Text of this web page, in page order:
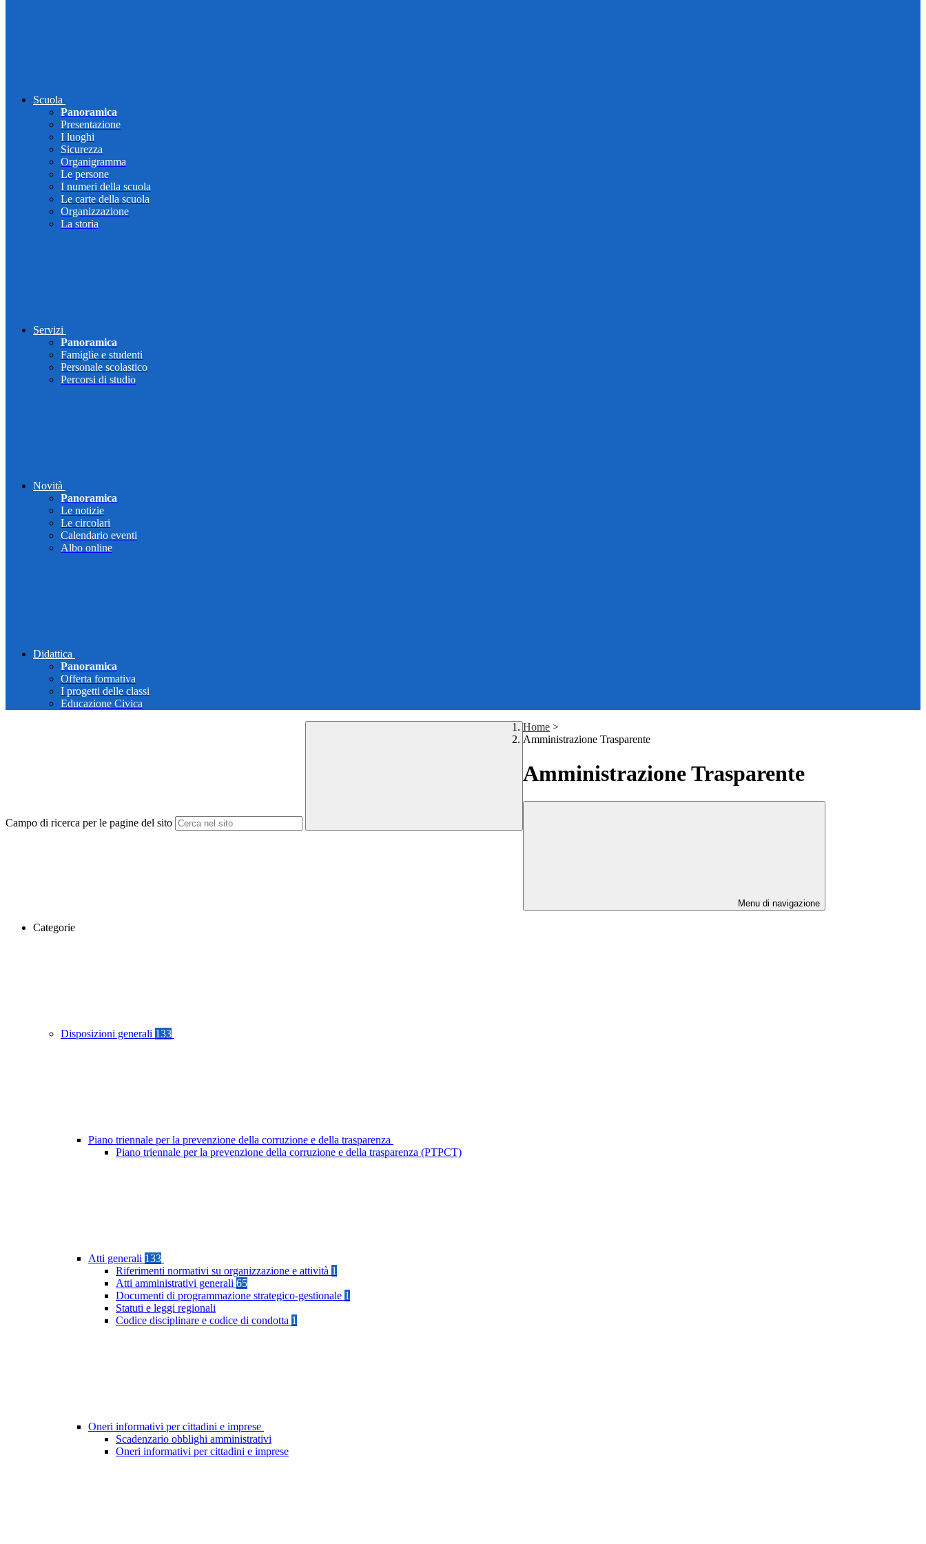
Scuola
Panoramica
Presentazione
I luoghi
Sicurezza
Organigramma
Le persone
I numeri della scuola
Le carte della scuola
Organizzazione
La storia
Servizi
Panoramica
Famiglie e studenti
Personale scolastico
Percorsi di studio
Novità
Panoramica
Le notizie
Le circolari
Calendario eventi
Albo online
Didattica
Panoramica
Offerta formativa
I progetti delle classi
Educazione Civica
Campo di ricerca per le pagine del sito
Home >
Amministrazione Trasparente
Amministrazione Trasparente
Menu di navigazione
Categorie
Disposizioni generali 133
Piano triennale per la prevenzione della corruzione e della trasparenza
Piano triennale per la prevenzione della corruzione e della trasparenza (PTPCT)
Atti generali 133
Riferimenti normativi su organizzazione e attività 1
Atti amministrativi generali 65
Documenti di programmazione strategico-gestionale 1
Statuti e leggi regionali
Codice disciplinare e codice di condotta 1
Oneri informativi per cittadini e imprese
Scadenzario obblighi amministrativi
Oneri informativi per cittadini e imprese